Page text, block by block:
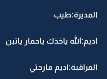
المديرة:طيب
اديم:الله ياخذك ياحمار ياتبن
المراقبة:اديم مارحتي